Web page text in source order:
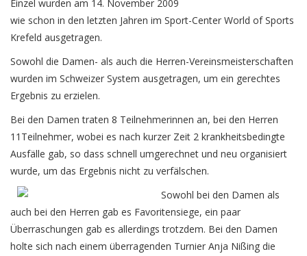
Einzel wurden am 14. November 2009
wie schon in den letzten Jahren im Sport-Center World of Sports
Krefeld ausgetragen.
Sowohl die Damen- als auch die Herren-Vereinsmeisterschaften
wurden im Schweizer System ausgetragen, um ein gerechtes
Ergebnis zu erzielen.
Bei den Damen traten 8 Teilnehmerinnen an, bei den Herren
11Teilnehmer, wobei es nach kurzer Zeit 2 krankheitsbedingte
Ausfälle gab, so dass schnell umgerechnet und neu organisiert
wurde, um das Ergebnis nicht zu verfälschen.
Sowohl bei den Damen als
auch bei den Herren gab es Favoritensiege, ein paar
Überraschungen gab es allerdings trotzdem. Bei den Damen
holte sich nach einem überragenden Turnier Anja Nißing die